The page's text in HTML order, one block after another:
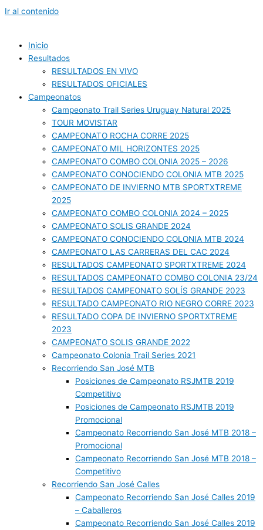
Ir al contenido
Inicio
Resultados
RESULTADOS EN VIVO
RESULTADOS OFICIALES
Campeonatos
Campeonato Trail Series Uruguay Natural 2025
TOUR MOVISTAR
CAMPEONATO ROCHA CORRE 2025
CAMPEONATO MIL HORIZONTES 2025
CAMPEONATO COMBO COLONIA 2025 – 2026
CAMPEONATO CONOCIENDO COLONIA MTB 2025
CAMPEONATO DE INVIERNO MTB SPORTXTREME
2025
CAMPEONATO COMBO COLONIA 2024 – 2025
CAMPEONATO SOLIS GRANDE 2024
CAMPEONATO CONOCIENDO COLONIA MTB 2024
CAMPEONATO LAS CARRERAS DEL CAC 2024
RESULTADOS CAMPEONATO SPORTXTREME 2024
RESULTADOS CAMPEONATO COMBO COLONIA 23/24
RESULTADOS CAMPEONATO SOLÍS GRANDE 2023
RESULTADO CAMPEONATO RIO NEGRO CORRE 2023
RESULTADO COPA DE INVIERNO SPORTXTREME
2023
CAMPEONATO SOLIS GRANDE 2022
Campeonato Colonia Trail Series 2021
Recorriendo San José MTB
Posiciones de Campeonato RSJMTB 2019
Competitivo
Posiciones de Campeonato RSJMTB 2019
Promocional
Campeonato Recorriendo San José MTB 2018 –
Promocional
Campeonato Recorriendo San José MTB 2018 –
Competitivo
Recorriendo San José Calles
Campeonato Recorriendo San José Calles 2019
– Caballeros
Campeonato Recorriendo San José Calles 2019